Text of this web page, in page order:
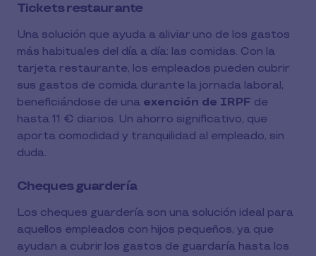
Tickets restaurante
Una solución que ayuda a aliviar uno de los gastos
más habituales del día a día: las comidas. Con la
tarjeta restaurante, los empleados pueden cubrir
sus gastos de comida durante la jornada laboral,
beneficiándose de una exención de IRPF de
hasta 11 € diarios. Un ahorro significativo, que
aporta comodidad y tranquilidad al empleado, sin
duda.
Cheques guardería
Los cheques guardería son una solución ideal para
aquellos empleados con hijos pequeños, ya que
ayudan a cubrir los gastos de guardaría hasta los